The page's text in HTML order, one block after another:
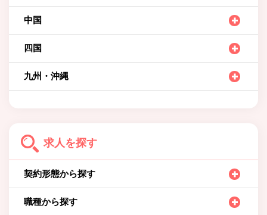
中国
四国
九州・沖縄
求人を探す
契約形態から探す
職種から探す